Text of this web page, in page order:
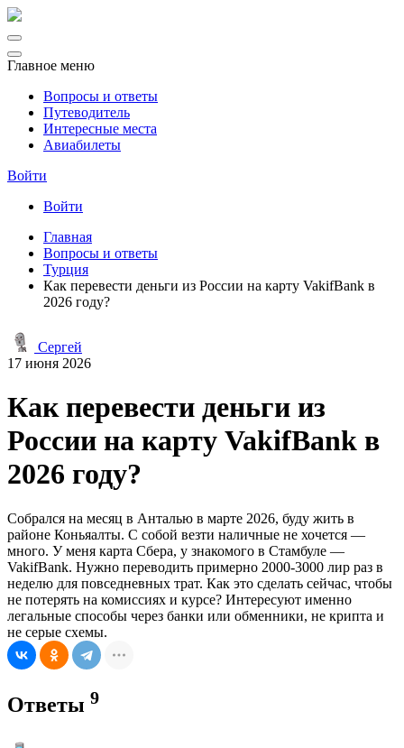
Главное меню
Вопросы и ответы
Путеводитель
Интересные места
Авиабилеты
Войти
Войти
Главная
Вопросы и ответы
Турция
Как перевести деньги из России на карту VakifBank в
2026 году?
Сергей
17 июня 2026
Как перевести деньги из
России на карту VakifBank в
2026 году?
Собрался на месяц в Анталью в марте 2026, буду жить в
районе Коньяалты. С собой везти наличные не хочется —
много. У меня карта Сбера, у знакомого в Стамбуле —
VakifBank. Нужно переводить примерно 2000-3000 лир раз в
неделю для повседневных трат. Как это сделать сейчас, чтобы
не потерять на комиссиях и курсе? Интересуют именно
легальные способы через банки или обменники, не крипта и
не серые схемы.
Ответы 9